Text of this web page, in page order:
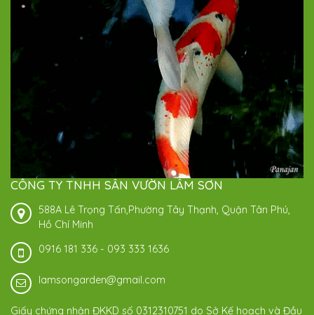
CÔNG TY TNHH SÂN VƯỜN LÂM SƠN
588A Lê Trọng Tấn,Phường Tây Thạnh, Quận Tân Phú,
Hồ Chí Minh
0916 181 336 - 093 333 1636
lamsongarden@gmail.com
Giấy chứng nhận ĐKKD số 0312310751 do Sở Kế hoạch và Đầu